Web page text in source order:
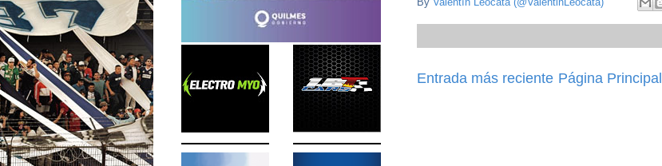
Entrada más reciente Página Principal